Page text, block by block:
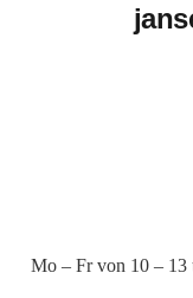
Mo – Fr von 10 – 13